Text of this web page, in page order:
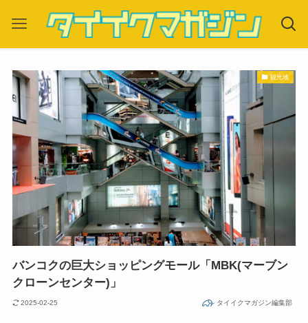
観光地
バンコクの巨大ショッピングモール「MBK(マーブン
クローンセンター)」
2025-02-25 タイイクマガジン編集部